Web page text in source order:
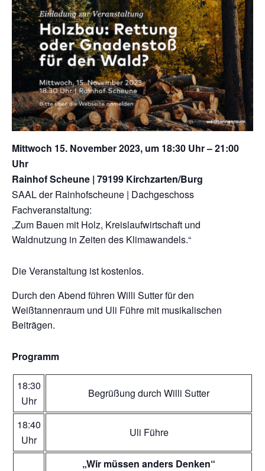
Mittwoch 15. November 2023, um 18:30 Uhr – 21:00
Uhr
Rainhof Scheune | 79199 Kirchzarten/Burg
SAAL der Rainhofscheune | Dachgeschoss
Fachveranstaltung:
„Zum Bauen mit Holz, Kreislaufwirtschaft und
Waldnutzung in Zeiten des Klimawandels.“
Die Veranstaltung ist kostenlos.
Durch den Abend führen Willi Sutter für den
Weißtannenraum und Uli Führe mit musikalischen
Beiträgen.
Programm
18:30
Uhr
Begrüßung durch Willi Sutter
18:40
Uhr
Uli Führe
„Wir müssen anders Denken“